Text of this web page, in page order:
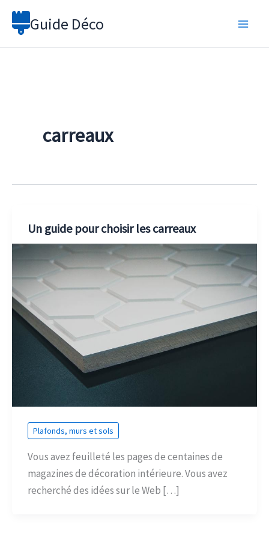
Aller
Guide Déco
carreaux
Un guide pour choisir les carreaux
Plafonds, murs et sols
Vous avez feuilleté les pages de centaines de
magazines de décoration intérieure. Vous avez
recherché des idées sur le Web […]